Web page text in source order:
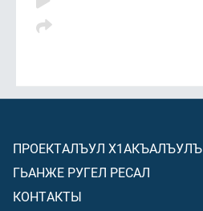
ПРОЕКТАЛЪУЛ Х1АКЪАЛЪУЛЪ
ГЬАНЖЕ РУГЕЛ РЕСАЛ
КОНТАКТЫ